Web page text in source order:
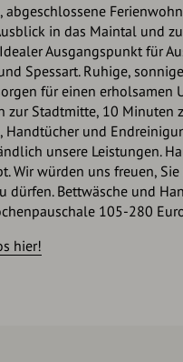
abgeschlossene
in das Maintal und
Ausgangspunkt für
Spessart. Ruhige,
für einen erholsamen
zur Stadtmitte, 10 Minuten
Handtücher und
unsere Leistungen.
Wir würden uns freuen,
dürfen. Bettwäsche und
105-280
hier!